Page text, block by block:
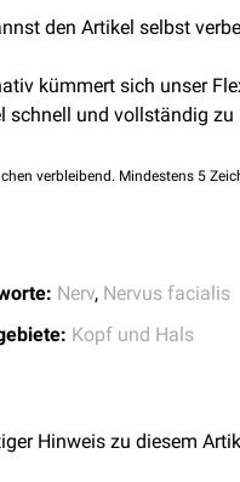
petrosus profundus
dasGanglion
desGaumens
, die sich über denNervus
den Artikel selbst
kümmert sich unser
schnell und vollständig zu
verbleibend. Mindestens 5
Nerv, Nervus facialis
Kopf und Hals
Hinweis zu diesem